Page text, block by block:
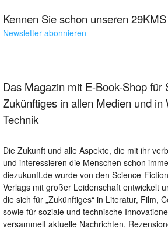
Kennen Sie schon unseren
Newsletter abonnieren
Das Magazin mit E-Book-Shop für
Zukünftiges in allen Medien und in
Technik
Die Zukunft und alle Aspekte, die mit ihr
und interessieren die Menschen schon
diezukunft.de wurde von den Science-
Verlags mit großer Leidenschaft entwickelt
die sich für „Zukünftiges“ in Literatur, Film,
sowie für soziale und technische
versammelt aktuelle Nachrichten,